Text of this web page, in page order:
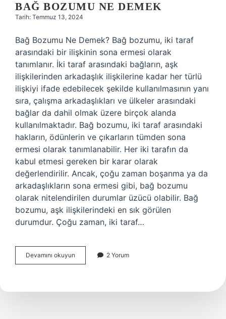
BAĞ BOZUMU NE DEMEK
Tarih: Temmuz 13, 2024
Bağ Bozumu Ne Demek? Bağ bozumu, iki taraf
arasındaki bir ilişkinin sona ermesi olarak
tanımlanır. İki taraf arasındaki bağların, aşk
ilişkilerinden arkadaşlık ilişkilerine kadar her türlü
ilişkiyi ifade edebilecek şekilde kullanılmasının yanı
sıra, çalışma arkadaşlıkları ve ülkeler arasındaki
bağlar da dahil olmak üzere birçok alanda
kullanılmaktadır. Bağ bozumu, iki taraf arasındaki
hakların, ödünlerin ve çıkarların tümden sona
ermesi olarak tanımlanabilir. Her iki tarafın da
kabul etmesi gereken bir karar olarak
değerlendirilir. Ancak, çoğu zaman boşanma ya da
arkadaşlıkların sona ermesi gibi, bağ bozumu
olarak nitelendirilen durumlar üzücü olabilir. Bağ
bozumu, aşk ilişkilerindeki en sık görülen
durumdur. Çoğu zaman, iki taraf…
Devamını okuyun
bozumu
2 Yorum